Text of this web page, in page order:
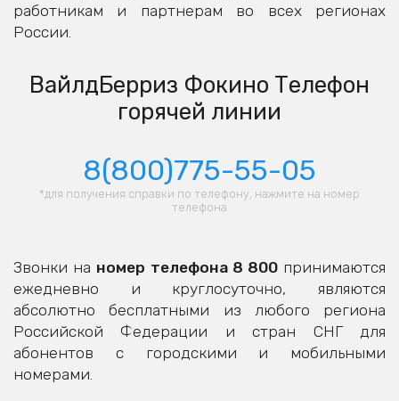
работникам и партнерам во всех регионах
России.
ВайлдБерриз Фокино Телефон
горячей линии
8(800)775-55-05
*для получения справки по телефону, нажмите на номер
телефона
Звонки на номер телефона 8 800принимаются
ежедневно и круглосуточно, являются
абсолютно бесплатными из любого региона
Российской Федерации и стран СНГ для
абонентов с городскими и мобильными
номерами.